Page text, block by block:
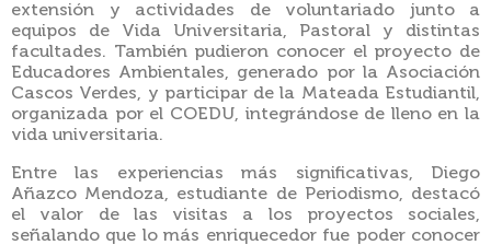
extensión y actividades de voluntariado junto a
equipos de Vida Universitaria, Pastoral y distintas
facultades. También pudieron conocer el proyecto de
Educadores Ambientales, generado por la Asociación
Cascos Verdes, y participar de la Mateada Estudiantil,
organizada por el COEDU, integrándose de lleno en la
vida universitaria.
Entre las experiencias más significativas, Diego
Añazco Mendoza, estudiante de Periodismo, destacó
el valor de las visitas a los proyectos sociales,
señalando que lo más enriquecedor fue poder conocer